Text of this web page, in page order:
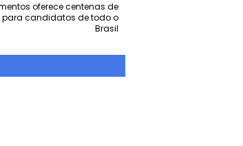
oferece centenas de
candidatos de todo o
Brasil